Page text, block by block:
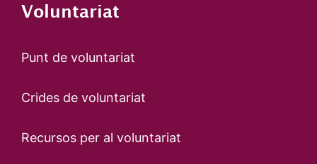
Voluntariat
Punt de voluntariat
Crides de voluntariat
Recursos per al voluntariat